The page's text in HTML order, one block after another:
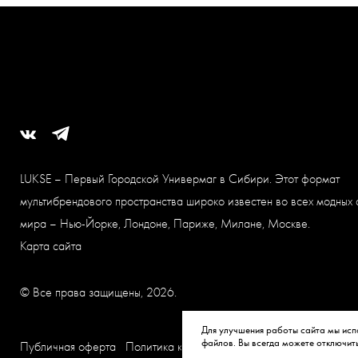
Для улучшения работы сайта мы
файлов. Вы всегда можете
LUKSE – Первый Городской Универмаг в Сибири. Этот формат
мультибрендового пространства широко известен во всех модных
мира – Нью-Йорке, Лондоне, Париже, Милане, Москве.
Карта сайта
© Все права защищены, 2026.
Публичная оферта Политика конфиденциальности Согласие